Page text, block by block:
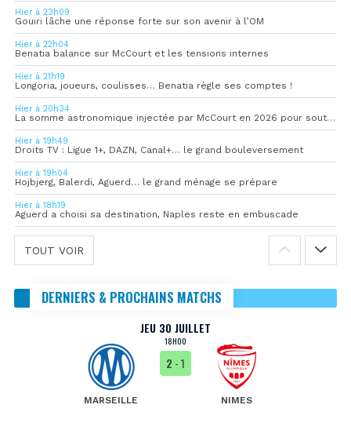
Hier à 23h09
Gouiri lâche une réponse forte sur son avenir à l’OM
Hier à 22h04
Benatia balance sur McCourt et les tensions internes
Hier à 21h19
Longoria, joueurs, coulisses… Benatia règle ses comptes !
Hier à 20h34
La somme astronomique injectée par McCourt en 2026 pour soutenir l’OM
Hier à 19h49
Droits TV : Ligue 1+, DAZN, Canal+… le grand bouleversement
Hier à 19h04
Hojbjerg, Balerdi, Aguerd… le grand ménage se prépare
Hier à 18h19
Aguerd a choisi sa destination, Naples reste en embuscade
TOUT VOIR
DERNIERS & PROCHAINS MATCHS
JEU 30 JUILLET
18H00
MARSEILLE
2 - 1
NIMES